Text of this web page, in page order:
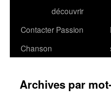
découvrir
Contacter Passion
Chanson
Archives par